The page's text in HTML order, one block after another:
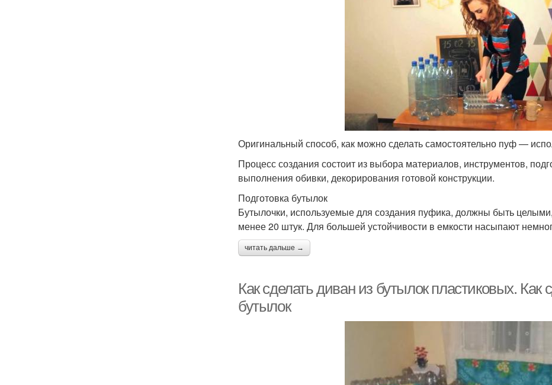
Оригинальный способ, как можно сделать самостоятельно пуф —
Процесс создания состоит из выбора материалов, инструментов,
выполнения обивки, декорирования готовой конструкции.
Подготовка бутылок
Бутылочки, используемые для создания пуфика, должны быть
менее 20 штук. Для большей устойчивости в емкости насыпают
читать дальше →
Как сделать диван из бутылок пластиковых. Как
бутылок